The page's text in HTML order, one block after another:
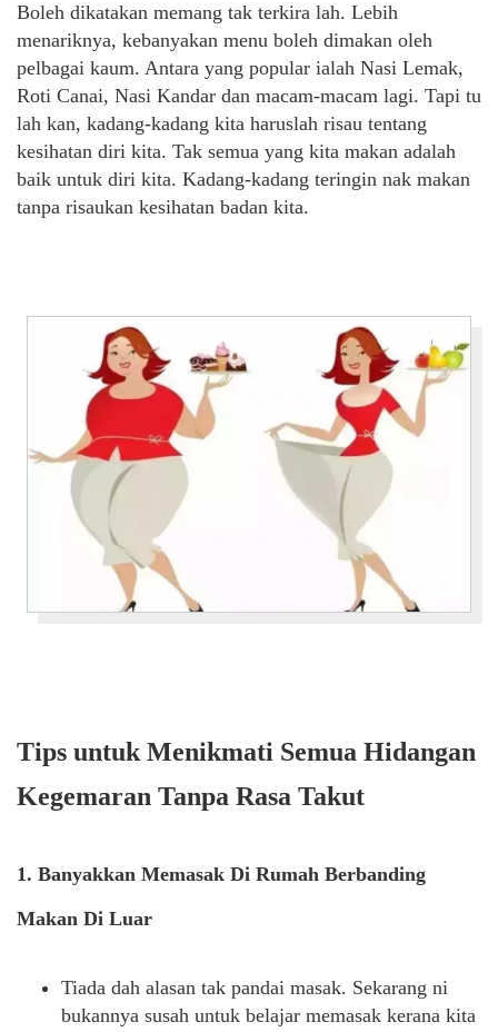
Boleh dikatakan memang tak terkira lah. Lebih
menariknya, kebanyakan menu boleh dimakan oleh
pelbagai kaum. Antara yang popular ialah Nasi Lemak,
Roti Canai, Nasi Kandar dan macam-macam lagi. Tapi tu
lah kan, kadang-kadang kita haruslah risau tentang
kesihatan diri kita. Tak semua yang kita makan adalah
baik untuk diri kita. Kadang-kadang teringin nak makan
tanpa risaukan kesihatan badan kita.
Tips untuk Menikmati Semua Hidangan
Kegemaran Tanpa Rasa Takut
1. Banyakkan Memasak Di Rumah Berbanding
Makan Di Luar
Tiada dah alasan tak pandai masak. Sekarang ni
bukannya susah untuk belajar memasak kerana kita